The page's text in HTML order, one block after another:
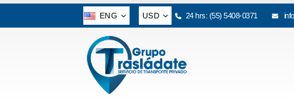
ENG USD 24 hrs: (55) 5408-0371